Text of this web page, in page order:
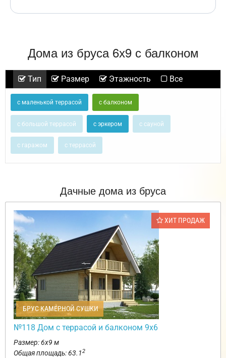
Дома из бруса 6х9 с балконом
Тип Размер Этажность Все
с маленькой террасой с балконом
с большой террасой с эркером с сауной
с гаражом с террасой
Дачные дома из бруса
ХИТ ПРОДАЖ
БРУС КАМЕРНОЙ СУШКИ
№118 Дом с террасой и балконом 9х6
Размер: 6х9 м
Общая площадь: 63.12